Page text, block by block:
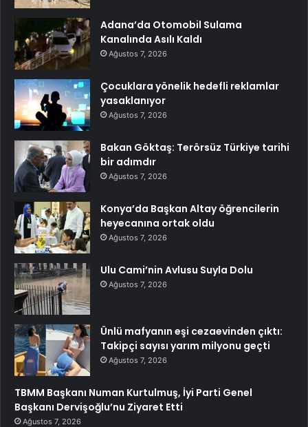
Adana’da Otomobil Sulama
Kanalında Asılı Kaldı
Ağustos 7, 2026
Çocuklara yönelik hedefli reklamlar
yasaklanıyor
Ağustos 7, 2026
Bakan Göktaş: Terörsüz Türkiye tarihi
bir adımdır
Ağustos 7, 2026
Konya’da Başkan Altay öğrencilerin
heyecanına ortak oldu
Ağustos 7, 2026
Ulu Cami’nin Avlusu Suyla Dolu
Ağustos 7, 2026
Ünlü mafyanın eşi cezaevinden çıktı:
Takipçi sayısı yarım milyonu geçti
Ağustos 7, 2026
TBMM Başkanı Numan Kurtulmuş, İyi Parti Genel
Başkanı Dervişoğlu’nu Ziyaret Etti
Ağustos 7, 2026